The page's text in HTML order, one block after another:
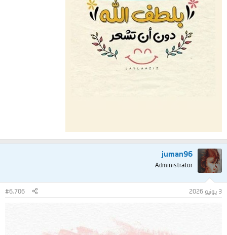
juman96
Administrator
3 يونيو 2026 #6,706